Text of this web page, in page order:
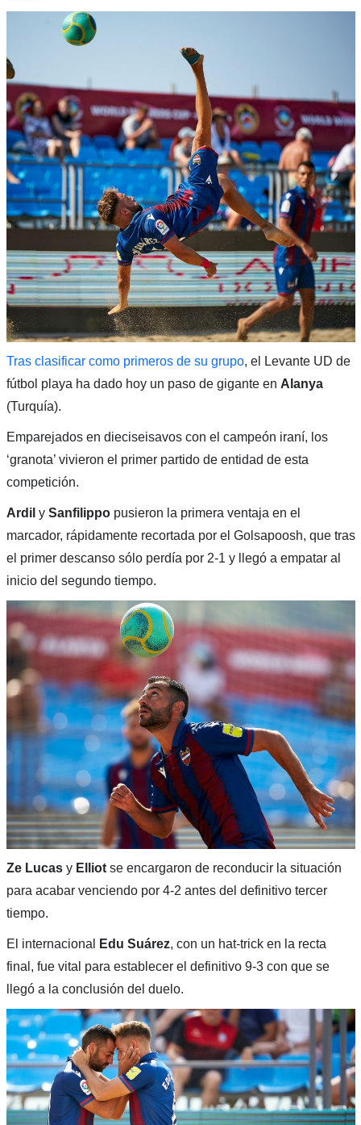
Tras clasificar como primeros de su grupo, el Levante UD de
fútbol playa ha dado hoy un paso de gigante en Alanya
(Turquía).
Emparejados en dieciseisavos con el campeón iraní, los
‘granota’ vivieron el primer partido de entidad de esta
competición.
Ardil y Sanfilippo pusieron la primera ventaja en el
marcador, rápidamente recortada por el Golsapoosh, que tras
el primer descanso sólo perdía por 2-1 y llegó a empatar al
inicio del segundo tiempo.
Ze Lucasy Elliot se encargaron de reconducir la situación
para acabar venciendo por 4-2 antes del definitivo tercer
tiempo.
El internacional Edu Suárez, con un hat-trick en la recta
final, fue vital para establecer el definitivo 9-3 con que se
llegó a la conclusión del duelo.